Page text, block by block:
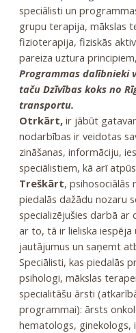
speciālisti un
grupu terapija, mākslas
fizioterapija, fiziskās
pareiza uztura
Programmas dalībnieki
taču Dzīvības koks no
transportu.
Otrkārt,ir jābūt
nodarbības ir veidotas
zināšanas, informāciju,
speciālistiem, kā arī
Treškārt, psihosociālās
piedalās dažādu nozaru
specializējušies darbā ar
ar to, tā ir lieliska
jautājumus un saņemt
Speciālisti, kas piedalās
psihologi, mākslas
specialitāšu ārsti
programmai): ārsts
hematologs, ginekologs,